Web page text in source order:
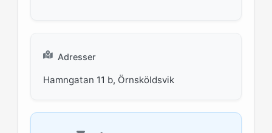
Adresser
Hamngatan 11 b, Örnsköldsvik